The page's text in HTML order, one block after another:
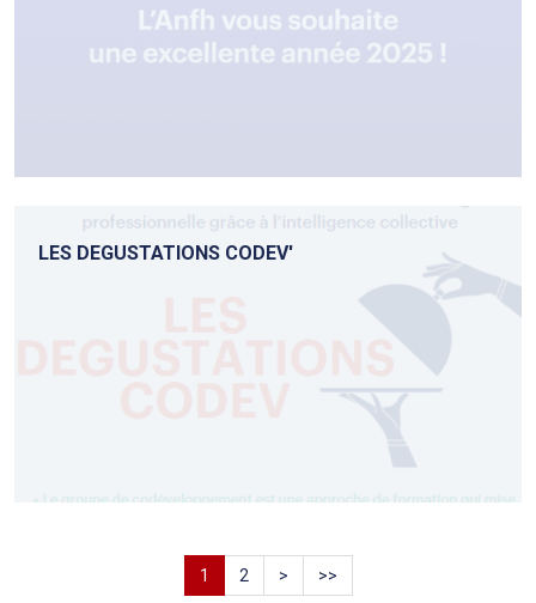
LES DEGUSTATIONS CODEV'
1 2 > >>